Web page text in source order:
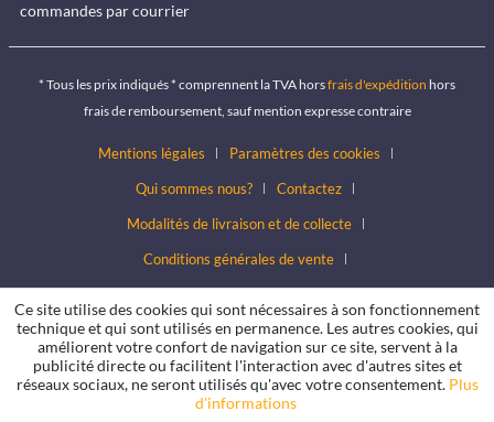
commandes par courrier
* Tous les prix indiqués * comprennent la TVA horsfrais d'expédition hors
frais de remboursement, sauf mention expresse contraire
Mentions légales
Paramètres des cookies
Qui sommes nous?
Contactez
Modalités de livraison et de collecte
Conditions générales de vente
Conditions de protection des données
Ce site utilise des cookies qui sont nécessaires à son fonctionnement
technique et qui sont utilisés en permanence. Les autres cookies, qui
améliorent votre confort de navigation sur ce site, servent à la
publicité directe ou facilitent l'interaction avec d'autres sites et
réseaux sociaux, ne seront utilisés qu'avec votre consentement. Plus
d'informations